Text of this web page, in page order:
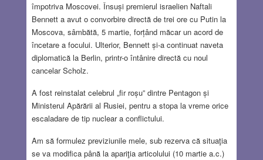
împotriva Moscovei. Însuși premierul israelien Naftali
Bennett a avut o convorbire directă de trei ore cu Putin la
Moscova, sâmbătă, 5 martie, forțând măcar un acord de
încetare a focului. Ulterior, Bennett și-a continuat naveta
diplomatică la Berlin, printr-o întânire directă cu noul
cancelar Scholz.
A fost reinstalat celebrul „fir roșu” dintre Pentagon și
Ministerul Apărării al Rusiei, pentru a stopa la vreme orice
escaladare de tip nuclear a conflictului.
Am să formulez previziunile mele, sub rezerva că situaţia
se va modifica până la apariţia articolului (10 martie a.c.)